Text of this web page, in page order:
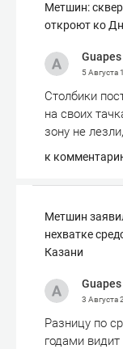
Метшин:
откроют ко
Guapes
5 Августа
Столбики
на своих
зону не
к
Метшин
нехватке
Казани
Guapes
3 Августа
Разницу по
годами